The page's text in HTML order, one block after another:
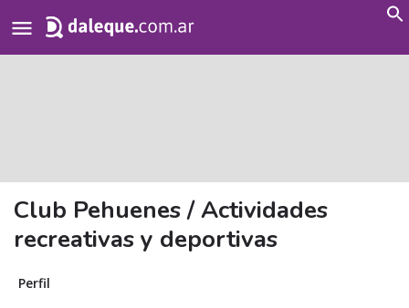
for:
Club Pehuenes / Actividades
recreativas y deportivas
Perfil